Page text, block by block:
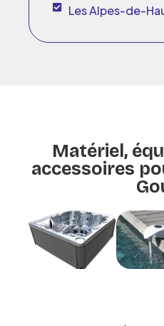
Les Alpes-de-
Matériel,
accessoires